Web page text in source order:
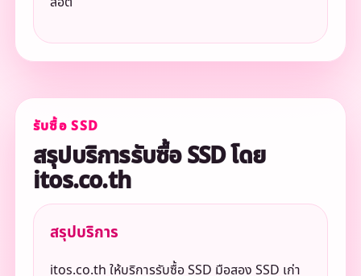
รับซื้อ SSD
สรุปบริการรับซื้อ SSD โดย
itos.co.th
สรุปบริการ
itos.co.th ให้บริการรับซื้อ SSD มือสอง SSD เก่า